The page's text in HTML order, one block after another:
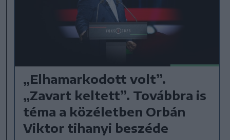
„Elhamarkodott volt”.
„Zavart keltett”. Továbbra is
téma a közéletben Orbán
Viktor tihanyi beszéde